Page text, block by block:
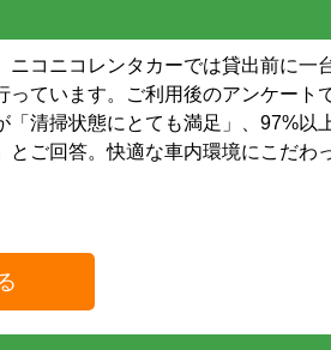
ニコニコレンタカーでは貸出前に一
っています。ご利用後のアンケート
「清掃状態にとても満足」、97%以
とご回答。快適な車内環境にこだわ